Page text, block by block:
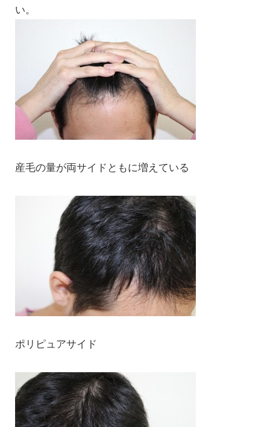
い。
産毛の量が両サイドともに増えている
ポリピュアサイド